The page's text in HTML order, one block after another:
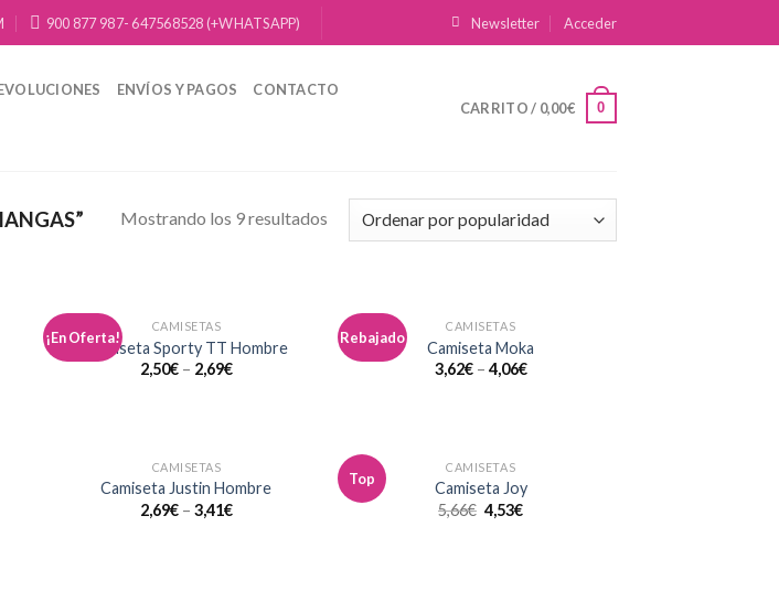
900 877 987- 647568528 (+WHATSAPP) Newsletter Acceder
ENVÍOS Y PAGOS
CONTACTO
CARRITO / 0,00€ 0
Mostrando los 9 resultados
¡En Oferta!
Añadir
a la
CAMISETAS
Camiseta Sporty TT Hombre
2,50€– 2,69€
Rebajado
CAMISETAS
Camiseta Moka
3,62€– 4,06€
CAMISETAS
Camiseta Justin Hombre
2,69€– 3,41€
Top
CAMISETAS
Camiseta Joy
5,66€ 4,53€